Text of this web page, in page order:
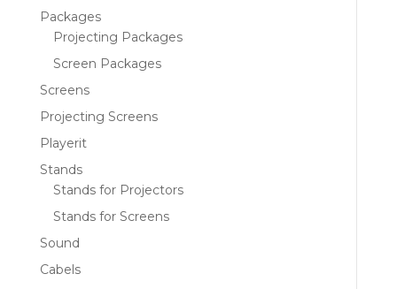
Packages
Projecting Packages
Screen Packages
Screens
Projecting Screens
Playerit
Stands
Stands for Projectors
Stands for Screens
Sound
Cabels